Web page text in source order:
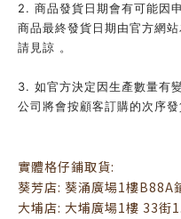
2. 商品發貨日期會有可能因
商品最終發貨日期由官方網
請見諒 。
3. 如官方決定因生產數量有
公司將會按顧客訂購的次序發
實體格仔鋪取貨:
葵芳店: 葵涌廣場1樓B88A
大埔店: 大埔廣場1樓 33街